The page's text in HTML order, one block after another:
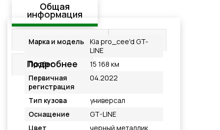
Общая
информация
Оборудование Видео
Подробнее
Марка и модель
Kia pro_cee'd GT-
LINE
Пробег
15 168 км
Первичная
регистрация
04.2022
Тип кузова
универсал
Оснащение
GT-LINE
Цвет
черный металлик